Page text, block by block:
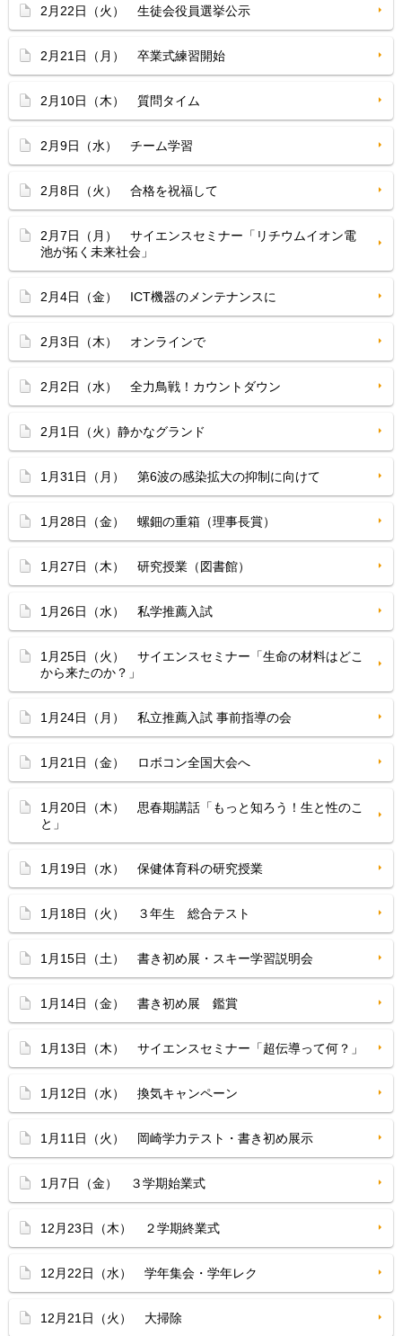
2月22日（火） 生徒会役員選挙公示
2月21日（月） 卒業式練習開始
2月10日（木） 質問タイム
2月9日（水） チーム学習
2月8日（火） 合格を祝福して
2月7日（月） サイエンスセミナー「リチウムイオン電
池が拓く未来社会」
2月4日（金） ICT機器のメンテナンスに
2月3日（木） オンラインで
2月2日（水） 全力鳥戦！カウントダウン
2月1日（火）静かなグランド
1月31日（月） 第6波の感染拡大の抑制に向けて
1月28日（金） 螺鈿の重箱（理事長賞）
1月27日（木） 研究授業（図書館）
1月26日（水） 私学推薦入試
1月25日（火） サイエンスセミナー「生命の材料はどこ
から来たのか？」
1月24日（月） 私立推薦入試 事前指導の会
1月21日（金） ロボコン全国大会へ
1月20日（木） 思春期講話「もっと知ろう！生と性のこ
と」
1月19日（水） 保健体育科の研究授業
1月18日（火） ３年生 総合テスト
1月15日（土） 書き初め展・スキー学習説明会
1月14日（金） 書き初め展 鑑賞
1月13日（木） サイエンスセミナー「超伝導って何？」
1月12日（水） 換気キャンペーン
1月11日（火） 岡崎学力テスト・書き初め展示
1月7日（金） ３学期始業式
12月23日（木） ２学期終業式
12月22日（水） 学年集会・学年レク
12月21日（火） 大掃除